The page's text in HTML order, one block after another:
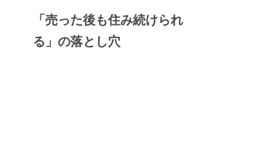
「売った後も住み続けられ
る」の落とし穴